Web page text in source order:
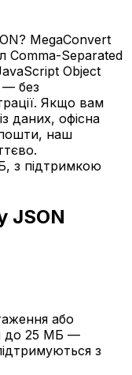
MegaConvert
Comma-Separated
Object
— без
Якщо вам
даних, офісна
наш
з підтримкою
JSON
або
до 25 МБ —
з